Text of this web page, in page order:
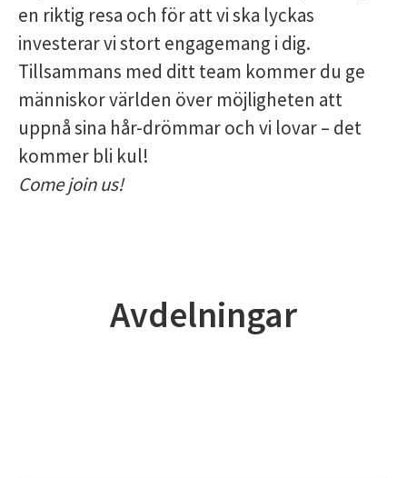
en riktig resa och för att vi ska lyckas
investerar vi stort engagemang i dig.
Tillsammans med ditt team kommer du ge
människor världen över möjligheten att
uppnå sina hår-drömmar och vi lovar – det
kommer bli kul!
Come join us!
Avdelningar
Assortment & Logistics